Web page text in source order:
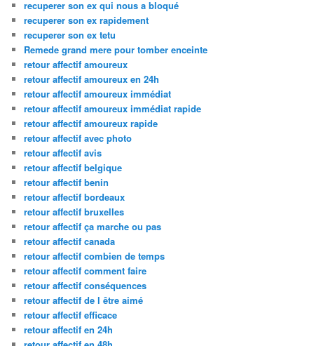
recuperer son ex qui nous a bloqué
recuperer son ex rapidement
recuperer son ex tetu
Remede grand mere pour tomber enceinte
retour affectif amoureux
retour affectif amoureux en 24h
retour affectif amoureux immédiat
retour affectif amoureux immédiat rapide
retour affectif amoureux rapide
retour affectif avec photo
retour affectif avis
retour affectif belgique
retour affectif benin
retour affectif bordeaux
retour affectif bruxelles
retour affectif ça marche ou pas
retour affectif canada
retour affectif combien de temps
retour affectif comment faire
retour affectif conséquences
retour affectif de l être aimé
retour affectif efficace
retour affectif en 24h